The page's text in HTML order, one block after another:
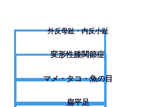
外反母趾・内反小趾
変形性膝関節症
​マメ・タコ・魚の目
扁平足